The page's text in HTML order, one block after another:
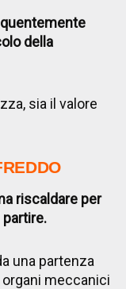
della
sia il valore
riscaldare per
una partenza
meccanici